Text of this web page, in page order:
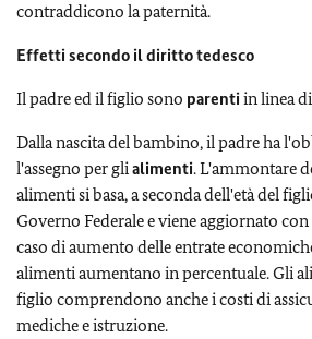
contraddicono la paternità.
Effetti secondo il diritto tedesco
Il padre ed il figlio sono parentiin linea
Dalla nascita del bambino, il padre ha
l'assegno per glialimenti. L'ammontare
alimenti si basa, a seconda dell'età del
Governo Federale e viene aggiornato con
caso di aumento delle entrate
alimenti aumentano in percentuale. Gli
figlio comprendono anche i costi di
mediche e istruzione.